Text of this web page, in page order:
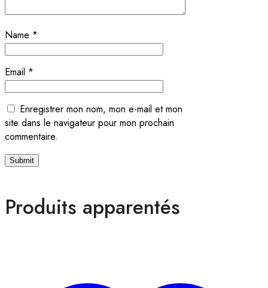
Name *
Email *
Enregistrer mon nom, mon e-mail et mon
site dans le navigateur pour mon prochain
commentaire.
Produits apparentés